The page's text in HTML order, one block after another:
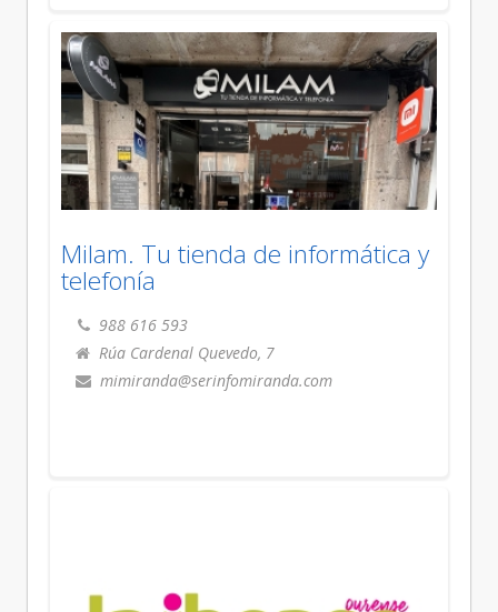
Milam. Tu tienda de informática y
telefonía
988 616 593
Rúa Cardenal Quevedo, 7
mimiranda@serinfomiranda.com